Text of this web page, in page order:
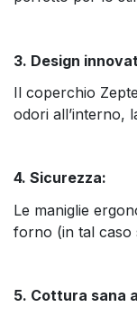
3. Design
Il coperchio
odori all’interno,
4. Sicurezza:
Le maniglie
forno (in tal caso
5. Cottura sana